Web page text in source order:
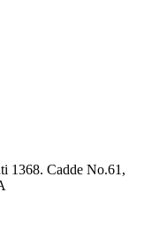
1368. Cadde No.61,